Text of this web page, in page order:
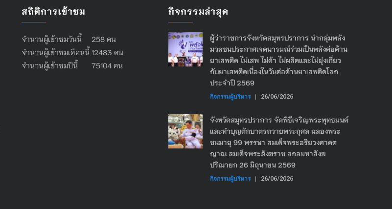
สถิติการเข้าชม
จำนวนผู้เข้าชมวันนี้ 258 คน
จำนวนผู้เข้าชมเดือนนี้ 12483 คน
จำนวนผู้เข้าชมปีนี้ 75104 คน
กิจกรรมล่าสุด
ผู้ว่าราชการจังหวัดสมุทรปราการ นำกลุ่มพลัง
มวลชนประกาศเจตนารมณ์ร่วมเป็นพลังต่อต้าน
ยาเสพติด ไม่เสพ ไม่ค้า ไม่ผลิตและไม่ยุ่งเกี่ยว
กับยาเสพติดเนื่องในวันต่อต้านยาเสพติดโลก
ประจำปี 2569
กิจกรรมผู้บริหาร | 26/06/2026
จังหวัดสมุทรปราการ จัดพิธีเจริญพระพุทธมนต์
และทำบุญตักบาตรถวายพระกุศล ฉลองพระ
ชนมายุ 99 พรรษา สมเด็จพระอริยวงศาคต
ญาณ สมเด็จพระสังฆราช สกลมหาสังฆ
ปริณายก 26 มิถุนายน 2569
กิจกรรมผู้บริหาร | 26/06/2026